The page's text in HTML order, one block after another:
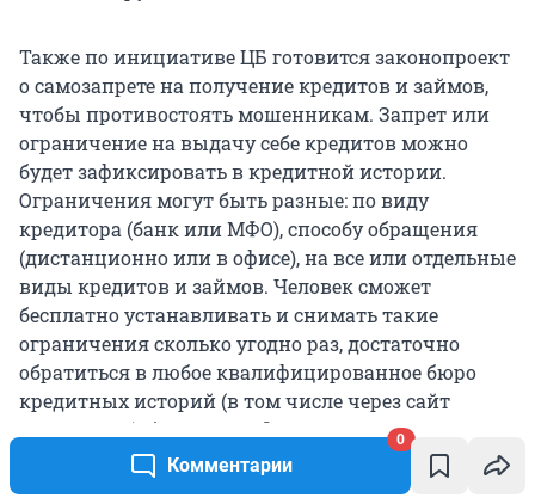
Комментарии
0
Также по инициативе ЦБ готовится законопроект
о самозапрете на получение кредитов и займов,
чтобы противостоять мошенникам. Запрет или
ограничение на выдачу себе кредитов можно
будет зафиксировать в кредитной истории.
Ограничения могут быть разные: по виду
кредитора (банк или МФО), способу обращения
(дистанционно или в офисе), на все или отдельные
виды кредитов и займов. Человек сможет
бесплатно устанавливать и снимать такие
ограничения сколько угодно раз, достаточно
обратиться в любое квалифицированное бюро
кредитных историй (в том числе через сайт
«Госуслуги»), банк или МФО.